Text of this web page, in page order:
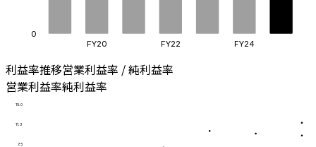
0
FY20 FY22 FY24
利益率推移営業利益率 / 純利益率
営業利益率純利益率
7.5
11.3
15.0